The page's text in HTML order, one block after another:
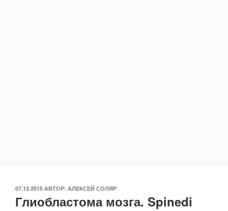
ОПУБЛИКОВАНО
07.12.2015 АВТОР: АЛЕКСЕЙ СОЛЯР
Глиобластома мозга. Spinedi